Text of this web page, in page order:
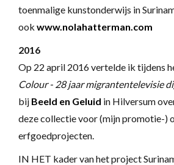
toenmalige kunstonderwijs in
ook www.nolahatterman.com
2016
Op 22 april 2016 vertelde ik tijdens
Colour - 28 jaar migrantentelevisie
bij Beeld en Geluid in Hilversum
deze collectie voor (mijn promotie-)
erfgoedprojecten.
IN HET kader van het project